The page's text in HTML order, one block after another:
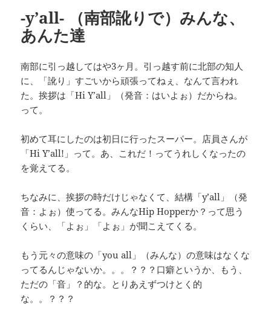
-y’all- （南部訛りで）みんな、
あんた達
南部に引っ越してはや3ヶ月。引っ越す前に北部の知人
に、「訛り」すごいから頑張ってねぇ、なんて言われ
た。挨拶は「Hi Y’all」（発音：はいよぉ）だからね。
って。
初めて耳にしたのは初日に行ったスーパー。店員さんが
「Hi Y’all!」って。あ、これだ！ってうれしくなったの
を覚えてる。
ちなみに、挨拶の時だけじゃなくて、結構「y’all」（発
音：よぉ）使ってる。みんなHip Hopperか？って思う
くらい、「よぉ」「よぉ」が聞こえてくる。
もう元々の意味の「you all」（みんな）の意味はなくな
ってるんじゃないか。。。？？？口癖というか、もう、
ただの「音」？的な。とりあえずつけとく的
な。。？？？